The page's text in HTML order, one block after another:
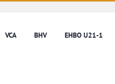
VCA BHV EHBO U21-1